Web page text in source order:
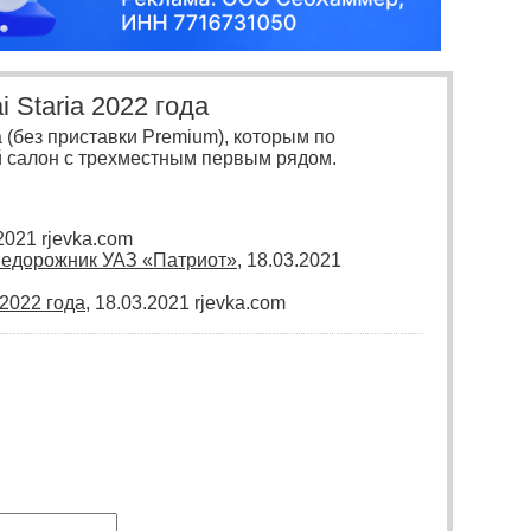
Staria 2022 года
приставки Premium), которым по
салон с трехместным первым рядом.
rjevka.com
УАЗ «Патриот», 18.03.2021
года, 18.03.2021 rjevka.com